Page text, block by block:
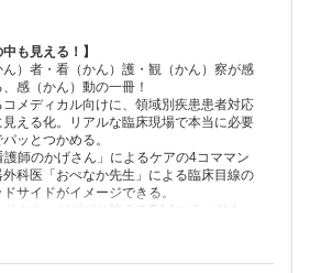
も見える！】
）者・看（かん）護・観（かん）察が感
感（かん）動の一冊！
メディカル向けに、領域別疾患患者対応
える化。リアルな臨床現場で本当に必要
ッとつかめる。
師のかげさん」によるケアの4コママン
科医「おぺなか先生」による臨床目線の
サイドがイメージできる。
ドクターがずばり答えるQ&Aコラム付き。
消化器疾患患者の対応に必要な「横断的